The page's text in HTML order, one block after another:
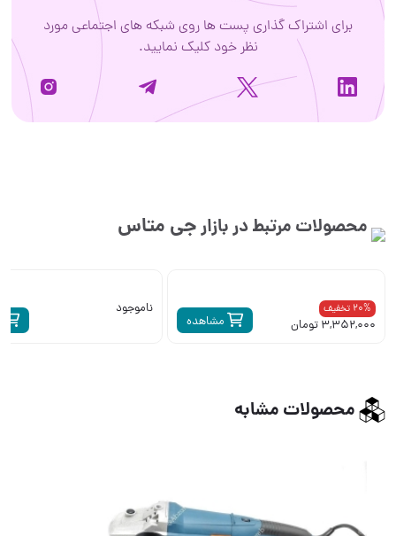
برای اشتراک گذاری پست ها روی شبکه های اجتماعی مورد
نظر خود کلیک نمایید.
محصولات مرتبط در بازارجی متاس
مشاهده
20% تخفیف
3,352,000 تومان
ناموجود
محصولات مشابه